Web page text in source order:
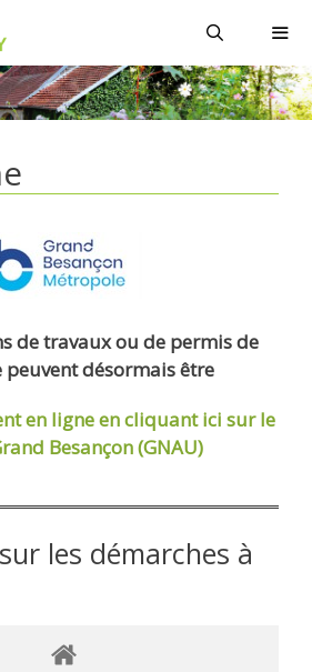
de travaux ou de permis de
désormais être
en ligneen cliquant ici sur le
Besançon (GNAU)
les démarches à